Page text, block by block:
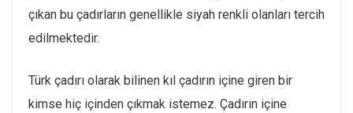
çıkan bu çadırların genellikle siyah renkli olanları tercih
edilmektedir.
Türk çadırı olarak bilinen kıl çadırın içine giren bir
kimse hiç içinden çıkmak istemez. Çadırın içine